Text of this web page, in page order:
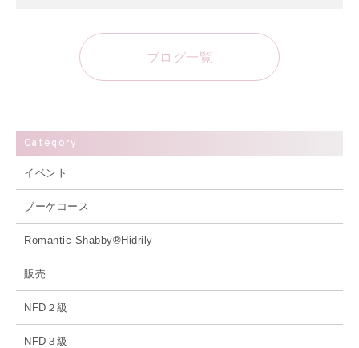
ブログ一覧
Category
イベント
ブーケコース
Romantic Shabby®Hidrily
販売
NFD２級
NFD３級